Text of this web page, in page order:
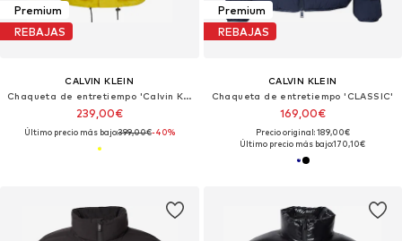
Premium
REBAJAS
CALVIN KLEIN
Chaqueta de entretiempo 'Calvin Klein Jacke'
239,00€
Último precio más bajo:399,00€-40%
Premium
REBAJAS
CALVIN KLEIN
Chaqueta de entretiempo 'CLASSIC'
169,00€
Precio original: 189,00€
Último precio más bajo:170,10€